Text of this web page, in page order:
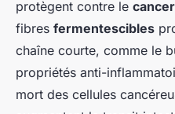
protègent contre le
fibres fermentescibles
chaîne courte, comme le
propriétés anti-
mort des cellules